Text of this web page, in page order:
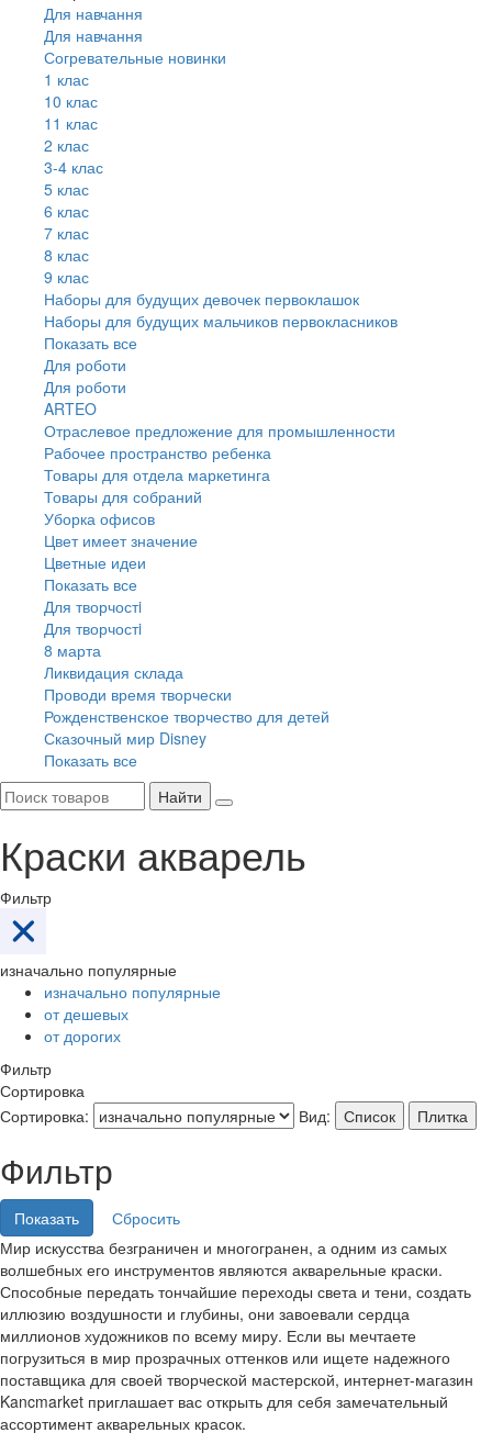
Для навчання
Для навчання
Согревательные новинки
1 клас
10 клас
11 клас
2 клас
3-4 клас
5 клас
6 клас
7 клас
8 клас
9 клас
Наборы для будущих девочек первоклашок
Наборы для будущих мальчиков первокласников
Показать все
Для роботи
Для роботи
ARTEO
Отраслевое предложение для промышленности
Рабочее пространство ребенка
Товары для отдела маркетинга
Товары для собраний
Уборка офисов
Цвет имеет значение
Цветные идеи
Показать все
Для творчостi
Для творчостi
8 марта
Ликвидация склада
Проводи время творчески
Рожденственское творчество для детей
Сказочный мир Disney
Показать все
Найти
Краски акварель
Фильтр
изначально популярные
изначально популярные
от дешевых
от дорогих
Фильтр
Сортировка
Сортировка:
Вид: Список Плитка
Фильтр
Мир искусства безграничен и многогранен, а одним из самых
волшебных его инструментов являются акварельные краски.
Способные передать тончайшие переходы света и тени, создать
иллюзию воздушности и глубины, они завоевали сердца
миллионов художников по всему миру. Если вы мечтаете
погрузиться в мир прозрачных оттенков или ищете надежного
поставщика для своей творческой мастерской, интернет-магазин
Kancmarket приглашает вас открыть для себя замечательный
ассортимент акварельных красок.